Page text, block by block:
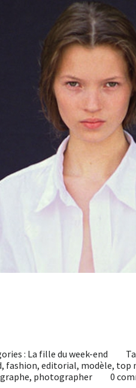
: La fille du week-end
, fashion, editorial, modèle, top
, photographer 0